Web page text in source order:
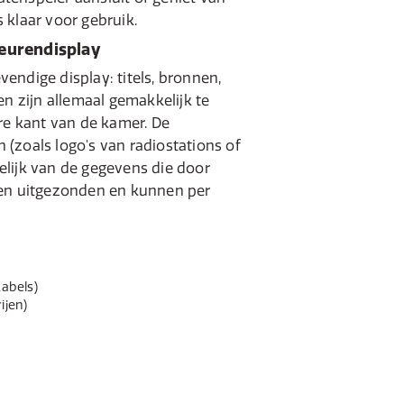
klaar voor gebruik.
display: titels, bronnen,
zijn allemaal gemakkelijk te
kant van de kamer. De
(zoals logo's van radiostations of
van de gegevens die door
uitgezonden en kunnen per